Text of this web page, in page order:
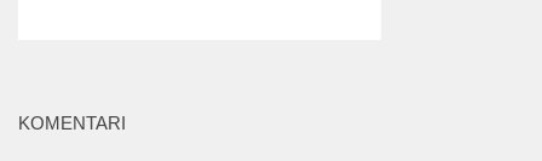
KOMENTARI